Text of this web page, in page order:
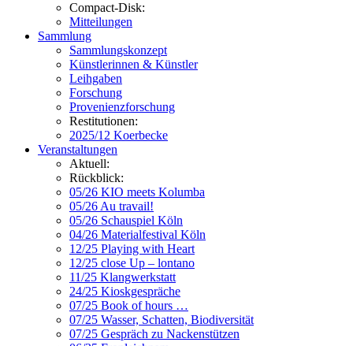
Compact-Disk:
Mitteilungen
Sammlung
Sammlungskonzept
Künstlerinnen & Künstler
Leihgaben
Forschung
Provenienzforschung
Restitutionen:
2025/12 Koerbecke
Veranstaltungen
Aktuell:
Rückblick:
05/26 KIO meets Kolumba
05/26 Au travail!
05/26 Schauspiel Köln
04/26 Materialfestival Köln
12/25 Playing with Heart
12/25 close Up – lontano
11/25 Klangwerkstatt
24/25 Kioskgespräche
07/25 Book of hours …
07/25 Wasser, Schatten, Biodiversität
07/25 Gespräch zu Nackenstützen